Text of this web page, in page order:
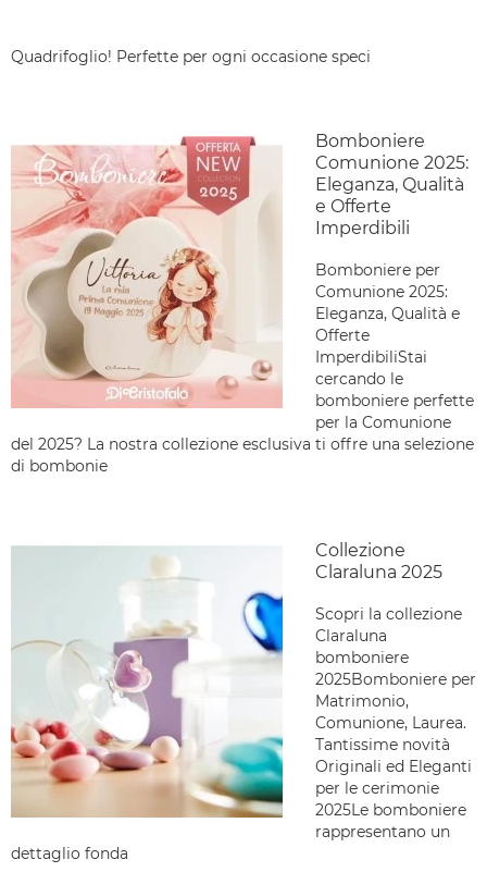
Quadrifoglio! Perfette per ogni occasione speci
Bomboniere
Comunione 2025:
Eleganza, Qualità
e Offerte
Imperdibili
Bomboniere per
Comunione 2025:
Eleganza, Qualità e
Offerte
ImperdibiliStai
cercando le
bomboniere perfette
per la Comunione
del 2025? La nostra collezione esclusiva ti offre una selezione
di bombonie
Collezione
Claraluna 2025
Scopri la collezione
Claraluna
bomboniere
2025Bomboniere per
Matrimonio,
Comunione, Laurea.
Tantissime novità
Originali ed Eleganti
per le cerimonie
2025Le bomboniere
rappresentano un
dettaglio fonda